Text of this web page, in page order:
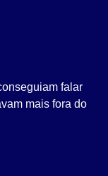
falar
mais fora do